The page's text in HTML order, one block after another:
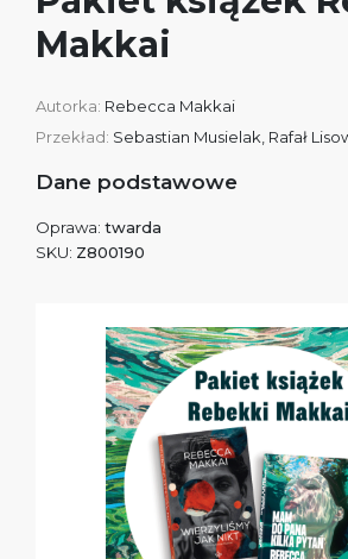
Makkai
Autorka: Rebecca Makkai
Przekład: Sebastian Musielak, Rafał
Dane podstawowe
Oprawa: twarda
SKU: Z800190